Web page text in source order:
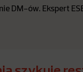
DM-ów. Ekspert